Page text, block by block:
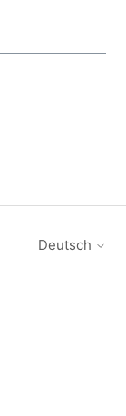
Deutsch